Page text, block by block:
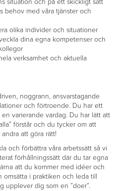
situation och på ett skickligt sätt
behov med våra tjänster och
olika individer och situationer
dina egna kompetenser och
verksamhet och aktuella
noggrann, ansvarstagande
och förtroende. Du har ett
varierande vardag. Du har lätt att
förstår och du tycker om att
att göra rätt!
och förbättra våra arbetssätt så vi
förhållningssätt där du tar egna
att du kommer med idéer och
omsätta i praktiken och leda till
upplever dig som en ”doer”.